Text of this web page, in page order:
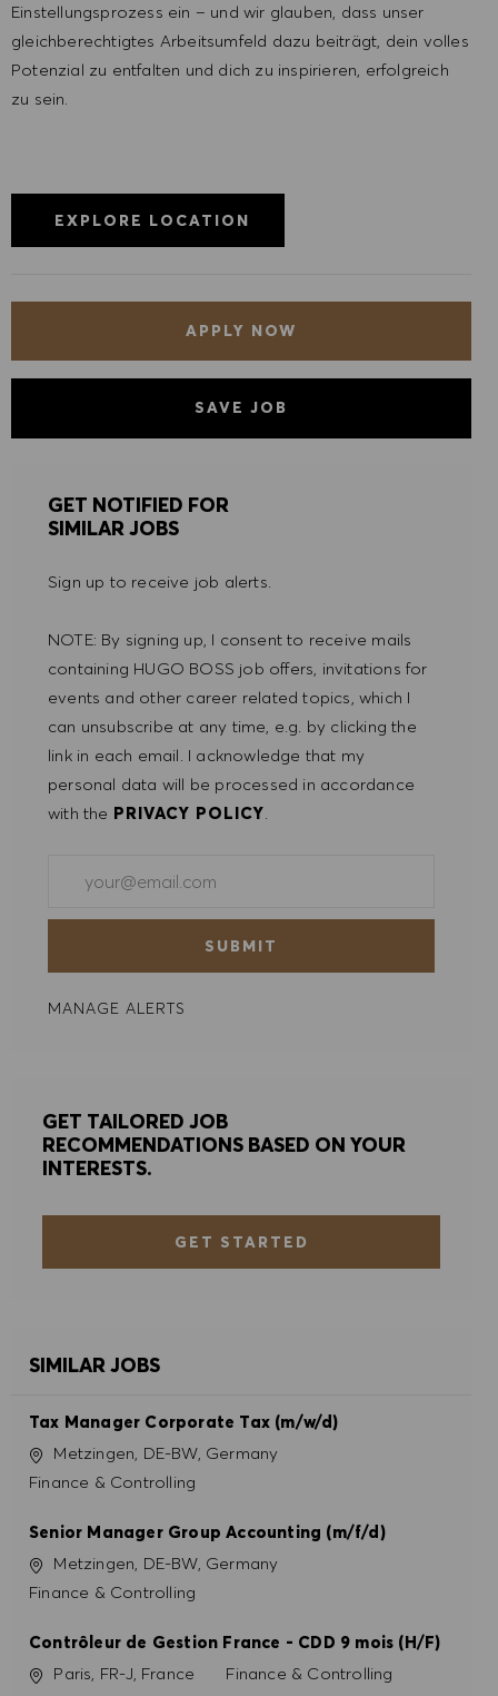
Einstellungsprozess ein – und wir glauben, dass unser
gleichberechtigtes Arbeitsumfeld dazu beiträgt, dein volles
Potenzial zu entfalten und dich zu inspirieren, erfolgreich
zu sein.
EXPLORE LOCATION
APPLY NOW
SAVE JOB
GET NOTIFIED FOR
SIMILAR JOBS
Sign up to receive job alerts.
NOTE: By signing up, I consent to receive mails
containing HUGO BOSS job offers, invitations for
events and other career related topics, which I
can unsubscribe at any time, e.g. by clicking the
link in each email. I acknowledge that my
personal data will be processed in accordance
with the PRIVACY POLICY.
SUBMIT
MANAGE ALERTS
GET TAILORED JOB
RECOMMENDATIONS BASED ON YOUR
INTERESTS.
GET STARTED
SIMILAR JOBS
Tax Manager Corporate Tax (m/w/d)
Location
Metzingen, DE-BW, Germany
Category
Finance & Controlling
Senior Manager Group Accounting (m/f/d)
Location
Metzingen, DE-BW, Germany
Category
Finance & Controlling
Contrôleur de Gestion France - CDD 9 mois (H/F)
Location
Paris, FR-J, France Category
Finance & Controlling